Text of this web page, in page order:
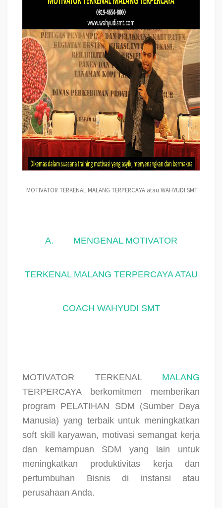
MOTIVATOR TERKENAL MALANG TERPERCAYA atau WAHYUDI SMT
A. MENGENAL MOTIVATOR
TERKENAL MALANG TERPERCAYA ATAU
COACH WAHYUDI SMT
MOTIVATOR TERKENAL MALANG
TERPERCAYA berkomitmen memberikan
program PELATIHAN SDM (Sumber Daya
Manusia) yang terbaik untuk meningkatkan
soft skill karyawan, motivasi semangat kerja
dan kemampuan SDM yang lain untuk
meningkatkan produktivitas kerja dan
pertumbuhan Bisnis di instansi atau
perusahaan Anda.